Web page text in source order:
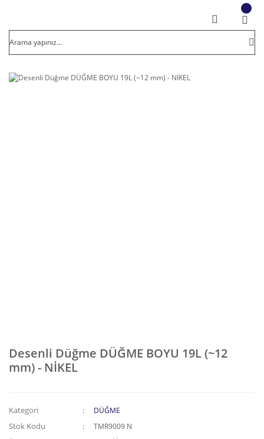
Desenli Düğme DÜĞME BOYU 19L (~12
mm) - NİKEL
Kategori DÜĞME
Stok Kodu TMR9009 N